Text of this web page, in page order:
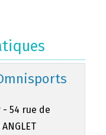
- 54 rue de